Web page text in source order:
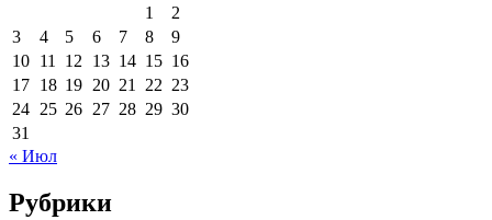
1
2
3
4 5 6 7 8
9
10 11 12 13 14 15 16
17 18 19 20 21 22 23
24 25 26 27 28 29 30
31
« Июл
Рубрики